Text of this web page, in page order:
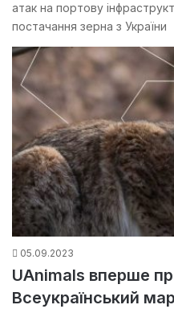
атак на портову
постачання зерна з України
05.09.2023
UAnimals вперше
Всеукраїнський